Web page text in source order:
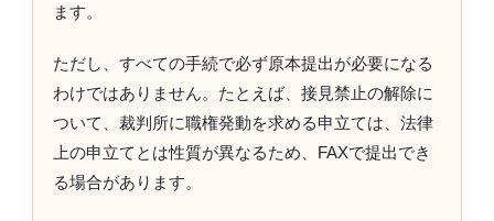
ます。
ただし、すべての手続で必ず原本提出が必要になる
わけではありません。たとえば、接見禁止の解除に
ついて、裁判所に職権発動を求める申立ては、法律
上の申立てとは性質が異なるため、FAXで提出でき
る場合があります。